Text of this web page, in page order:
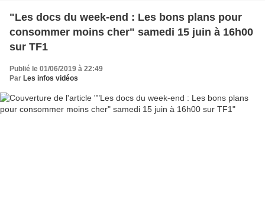
"Les docs du week-end : Les bons plans pour
consommer moins cher" samedi 15 juin à 16h00
sur TF1
Publié le 01/06/2019 à 22:49
Par Les infos vidéos